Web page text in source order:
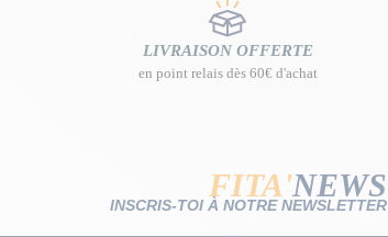
LIVRAISON OFFERTE
en point relais dès 60€ d'achat
FITA'NEWS
INSCRIS-TOI À NOTRE NEWSLETTER